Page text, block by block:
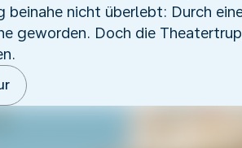
beinahe nicht überlebt: Durch
geworden. Doch die